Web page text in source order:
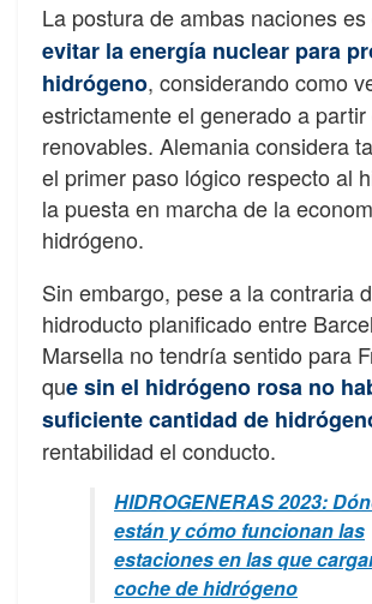
La postura de ambas naciones
evitar la energía nuclear para
hidrógeno, considerando como
estrictamente el generado a
renovables. Alemania considera
el primer paso lógico respecto al
la puesta en marcha de la
hidrógeno.
Sin embargo, pese a la contraria
hidroducto planificado entre
Marsella no tendría sentido para
que sin el hidrógeno rosa no
suficiente cantidad de
rentabilidad el conducto.
HIDROGENERAS 2023:
están y cómo funcionan las
estaciones en las que
coche de hidrógeno